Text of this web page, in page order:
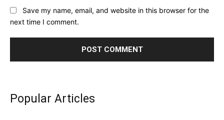
Save my name, email, and website in this browser for the
next time I comment.
Popular Articles